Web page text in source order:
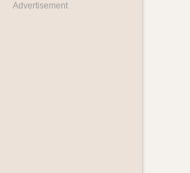
Advertisement